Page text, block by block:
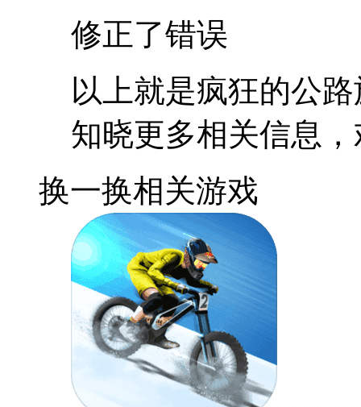
修正了错误
以上就是疯狂的公
知晓更多相关信息
换一换相关游戏